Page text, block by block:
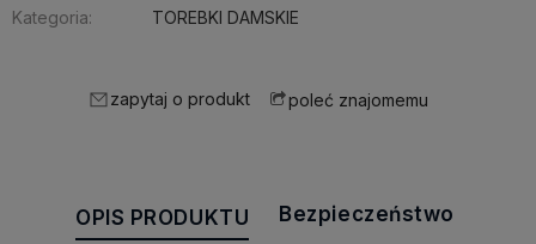
Kategoria:
TOREBKI DAMSKIE
zapytaj o produkt poleć znajomemu
OPIS PRODUKTU Bezpieczeństwo